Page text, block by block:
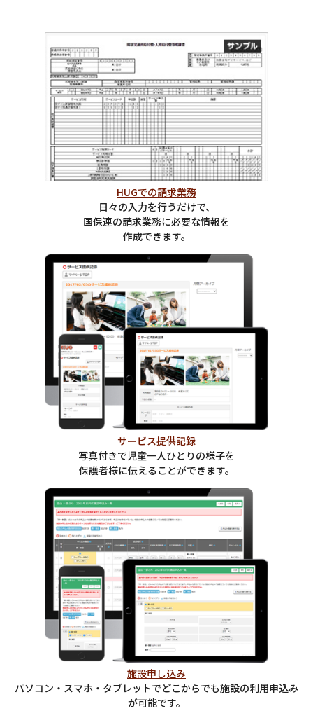
HUGでの請求業務
日々の入力を行うだけで、
国保連の請求業務に必要な情報を
作成できます。
サービス提供記録
写真付きで児童一人ひとりの様子を
保護者様に伝えることができます。
施設申し込み
パソコン・スマホ・タブレットでどこからでも施設の利用申込み
が可能です。